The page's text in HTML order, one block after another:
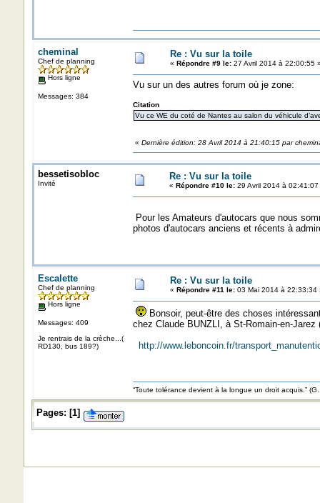
cheminal
Chef de planning
Hors ligne
Messages: 384
Re : Vu sur la toile
« Répondre #9 le:27 Avril 2014 à 22:00:55
Vu sur un des autres forum où je zone:
Citation
Vu ce WE du coté de Nantes au salon du véhicule
« Dernière édition: 28 Avril 2014 à 21:40:15 par
bessetisobloc
Invité
Re : Vu sur la toile
« Répondre #10 le:29 Avril 2014 à 02:41:07
Pour les Amateurs d'autocars que nous
photos d'autocars anciens et récents à
Escalette
Chef de planning
Hors ligne
Messages: 409
Je rentrais de la crèche...(
RD130, bus 189?)
Re : Vu sur la toile
« Répondre #11 le:03 Mai 2014 à 22:33:34
Bonsoir, peut-être des choses
chez Claude BUNZLI, à St-Romain-en-Jarez
http://www.leboncoin.fr/
“Toute tolérance devient à la longue un droit acquis.”
Pages: [1]